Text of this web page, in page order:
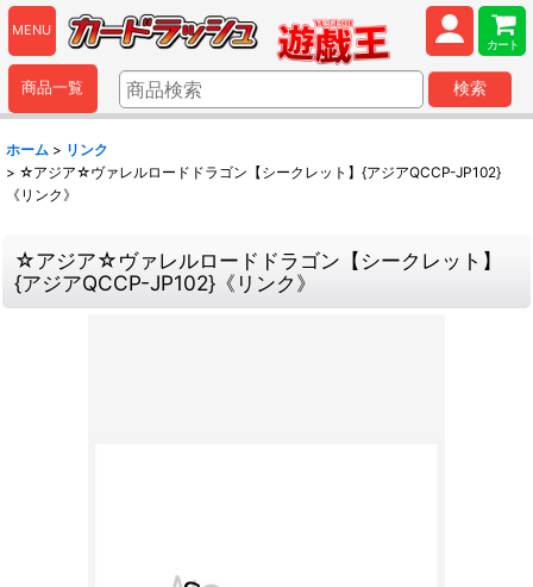
MENU
カート
商品一覧 検索
ホーム > リンク
> ☆アジア☆ヴァレルロードドラゴン【シークレット】{アジアQCCP-JP102}
《リンク》
☆アジア☆ヴァレルロードドラゴン【シークレット】
{アジアQCCP-JP102}《リンク》